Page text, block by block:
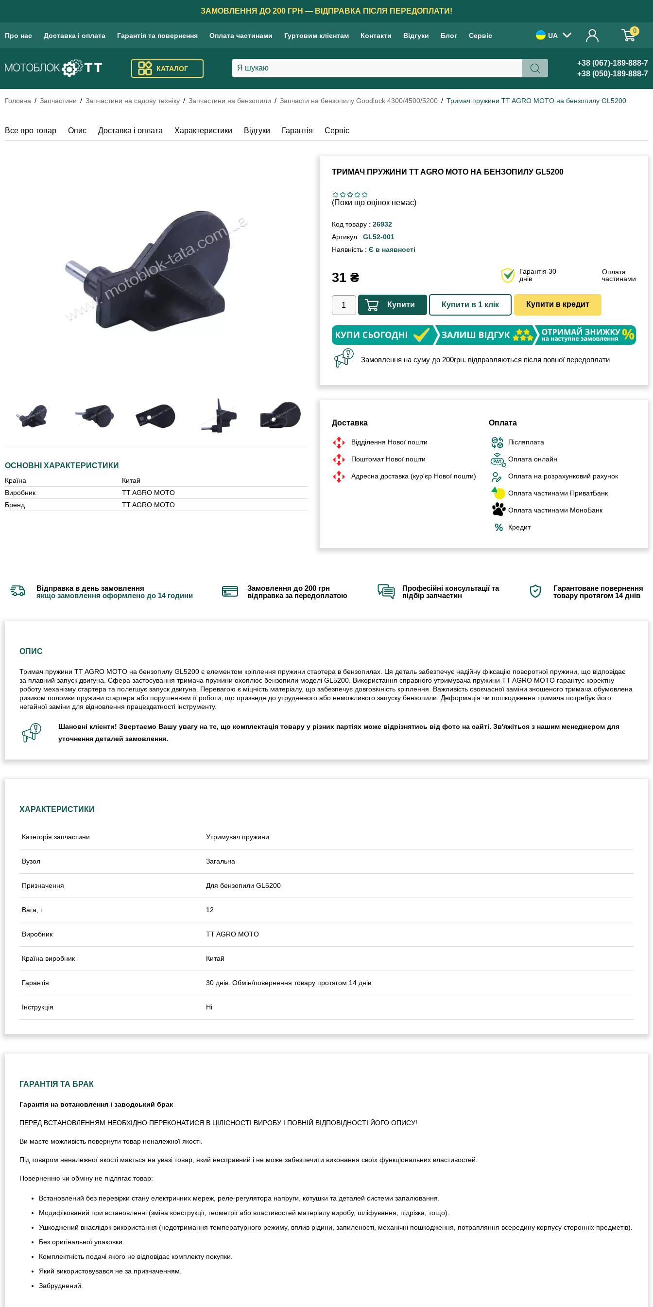
ЗАМОВЛЕННЯ ДО 200 ГРН — ВІДПРАВКА ПІСЛЯ ПЕРЕДОПЛАТИ!
Про нас Доставка і оплата Гарантія та повернення Оплата частинами Гуртовим клієнтам Контакти Відгуки Блог Сервіс UA
0
КАТАЛОГ
+38 (067)-189-888-7
+38 (050)-189-888-7
Головна Запчастини Запчастини на садову техніку Запчастини на бензопили Запчасти на бензопилу Goodluck 4300/4500/5200 Тримач пружини TT AGRO MOTO на бензопилу GL5200
Все про товар Опис Доставка і оплата Характеристики Відгуки Гарантія Сервіс
ОСНОВНІ ХАРАКТЕРИСТИКИ
Країна
Китай
Виробник
TT AGRO MOTO
Бренд
TT AGRO MOTO
ТРИМАЧ ПРУЖИНИ TT AGRO MOTO НА БЕНЗОПИЛУ GL5200
(Поки що оцінок немає)
Код товару : 26932
Артикул : GL52-001
Наявність : Є в наявності
31₴
Гарантія 30
днів
Оплата
частинами
Купити Купити в 1 клік Купити в кредит
Замовлення на суму до 200грн. відправляються після повної передоплати
Доставка
Відділення Нової пошти
Поштомат Нової пошти
Адресна доставка (кур'єр Нової пошти)
Оплата
Післяплата
Оплата онлайн
Оплата на розрахунковий рахунок
Оплата частинами ПриватБанк
Оплата частинами МоноБанк
Кредит
Відправка в день замовлення
якщо замовлення оформлено до 14 години
Замовлення до 200 грн
відправка за передоплатою
Професійні консультації та
підбір запчастин
Гарантоване повернення
товару протягом 14 днів
ОПИС
Тримач пружини TT AGRO MOTO на бензопилу GL5200 є елементом кріплення пружини стартера в бензопилах. Ця деталь забезпечує надійну фіксацію поворотної пружини, що відповідає
за плавний запуск двигуна. Сфера застосування тримача пружини охоплює бензопили моделі GL5200. Використання справного утримувача пружини TT AGRO MOTO гарантує коректну
роботу механізму стартера та полегшує запуск двигуна. Перевагою є міцність матеріалу, що забезпечує довговічність кріплення. Важливість своєчасної заміни зношеного тримача обумовлена
ризиком поломки пружини стартера або порушенням її роботи, що призведе до утрудненого або неможливого запуску бензопили. Деформація чи пошкодження тримача потребує його
негайної заміни для відновлення працездатності інструменту.
Шановні клієнти! Звертаємо Вашу увагу на те, що комплектація товару у різних партіях може відрізнятись від фото на сайті. Зв'яжіться з нашим менеджером для
уточнення деталей замовлення.
ХАРАКТЕРИСТИКИ
Категорія запчастини Утримувач пружини
Вузол Загальна
Призначення Для бензопили GL5200
Вага, г 12
Виробник TT AGRO MOTO
Країна виробник Китай
Гарантія 30 днів. Обмін/повернення товару протягом 14 днів
Інструкція Ні
ГАРАНТІЯ ТА БРАК
Гарантія на встановлення і заводський брак
ПЕРЕД ВСТАНОВЛЕННЯМ НЕОБХІДНО ПЕРЕКОНАТИСЯ В ЦІЛІСНОСТІ ВИРОБУ І ПОВНІЙ ВІДПОВІДНОСТІ ЙОГО ОПИСУ!
Ви маєте можливість повернути товар неналежної якості.
Під товаром неналежної якості мається на увазі товар, який несправний і не може забезпечити виконання своїх функціональних властивостей.
Поверненню чи обміну не підлягає товар:
Встановлений без перевірки стану електричних мереж, реле-регулято­ра напруги, котушки та деталей системи запалювання.
Модифікований при встановленні (зміна конструкції, геометрії або властивостей матеріалу виробу, шліфування, підрізка, тощо).
Ушкоджений внаслідок використання (недотримання температурного режиму, вплив рідини, запиленості, механічні пошкодження, потрапляння всередину корпусу сторонніх предметів).
Без оригінальної упаковки.
Комплектність подачі якого не відповідає комплекту покупки.
Який використовувався не за призначенням.
Забруднений.